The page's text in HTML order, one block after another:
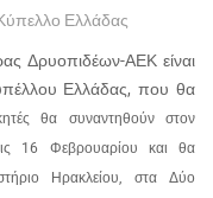
Ελλάδας
Δρυοπιδέων-ΑΕΚ είναι
Ελλάδας, που θα
θα συναντηθούν στον
16 Φεβρουαρίου και θα
Ηρακλείου, στα Δύο